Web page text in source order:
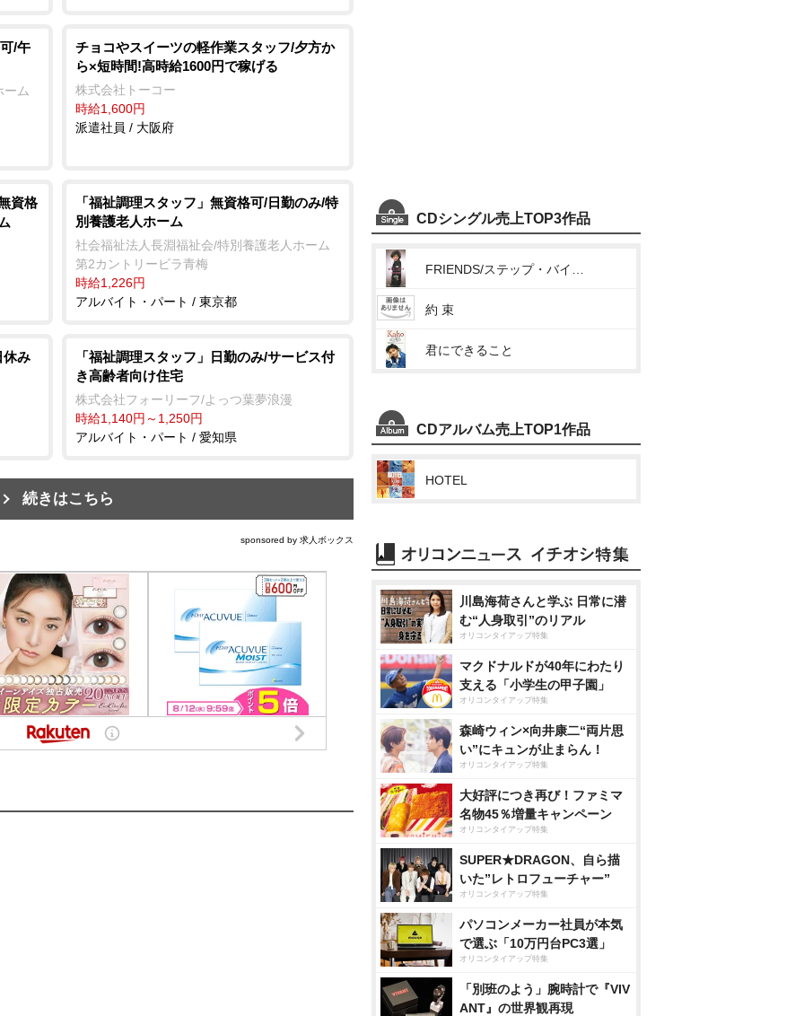
/午
ーム
チョコやスイーツの軽作業スタッフ/夕方か
ら×短時間!高時給1600円で稼げる
株式会社トーコー
時給1,600円
派遣社員 / 大阪府
資格
「福祉調理スタッフ」無資格可/日勤のみ/特
別養護老人ホーム
社会福祉法人長淵福祉会/特別養護老人ホーム
第2カントリービラ青梅
時給1,226円
アルバイト・パート / 東京都
休み
「福祉調理スタッフ」日勤のみ/サービス付
き高齢者向け住宅
株式会社フォーリーフ/よっつ葉夢浪漫
時給1,140円～1,250円
アルバイト・パート / 愛知県
続きはこちら
sponsored by 求人ボックス
CDシングル売上TOP3作品
約 束
君にできること
CDアルバム売上TOP1作品
HOTEL
川島海荷さんと学ぶ 日常に潜
む“人身取引”のリアル
オリコンタイアップ特集
マクドナルドが40年にわたり
支える「小学生の甲子園」
オリコンタイアップ特集
森崎ウィン×向井康二“両片思
い”にキュンが止まらん！
オリコンタイアップ特集
大好評につき再び！ファミマ
名物45％増量キャンペーン
オリコンタイアップ特集
SUPER★DRAGON、自ら描
いた”レトロフューチャー”
オリコンタイアップ特集
パソコンメーカー社員が本気
で選ぶ「10万円台PC3選」
オリコンタイアップ特集
「別班のよう」腕時計で『VIV
ANT』の世界観再現